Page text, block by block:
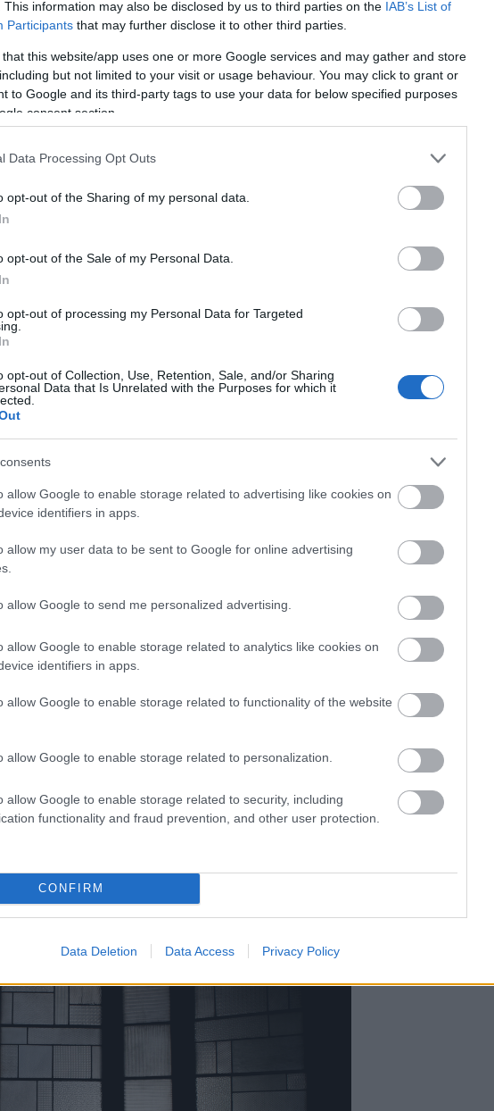
This information may also be disclosed by us to third parties on the IAB’s List of
Participants that may further disclose it to other third parties.
that this website/app uses one or more Google services and may gather and store
but not limited to your visit or usage behaviour. You may click to grant or
to Google and its third-party tags to use your data for below specified purposes
consent section.
Data Processing Opt Outs
opt-out of the Sharing of my personal data.
opt-out of the Sale of my Personal Data.
opt-out of processing my Personal Data for Targeted
opt-out of Collection, Use, Retention, Sale, and/or Sharing
Data that Is Unrelated with the Purposes for which it
allow Google to enable storage related to advertising like cookies on
identifiers in apps.
allow my user data to be sent to Google for online advertising
allow Google to send me personalized advertising.
allow Google to enable storage related to analytics like cookies on
identifiers in apps.
allow Google to enable storage related to functionality of the website
allow Google to enable storage related to personalization.
allow Google to enable storage related to security, including
functionality and fraud prevention, and other user protection.
CONFIRM
Data Deletion Data Access Privacy Policy
mic.
múltból
egyik házában fantasztikus időkapszula
sztárépítészével megterveztetett
megőrizte eredeti kialakítását és
át a váróhelyiség íróasztaláig
(1892-1965) az első világháború idején a Sophie nevű
József sztomatológus hívta meg a budapesti
szervezte meg a szövettani laboratóriumot és a
magántanár volt. Elbocsátották, mert a fajvédő
volt hajlandó belépni. (Akkoriban sok zsidó
az Apponyi Poliklinika fogászati osztályának
Közlöny alapító főszerkesztője volt.
foglalkozó tudományág.) Már a 20-as
jelentetett meg. Az ügyfelei ezért tisztelhették, de
használta az érzéstelenítő szereket, amelyektől
Így az a híre ment, hogy ő az a fogorvos, akinél
Keresés
Kövess!
bejegyzések
Atom